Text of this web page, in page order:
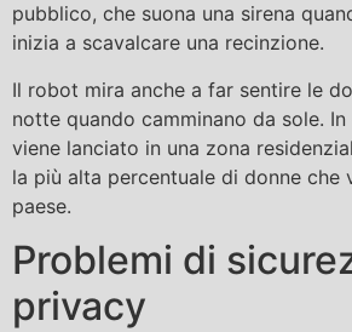
pubblico, che suona una sirena
inizia a scavalcare una recinzione.
Il robot mira anche a far sentire le
notte quando camminano da sole.
viene lanciato in una zona
la più alta percentuale di donne che
paese.
Problemi di
privacy